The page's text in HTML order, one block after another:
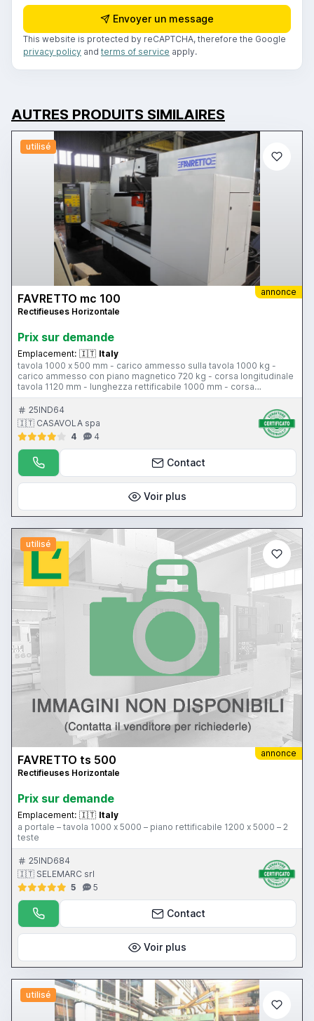
Envoyer un message
This website is protected by reCAPTCHA, therefore the Google
privacy policy and terms of service apply.
AUTRES PRODUITS SIMILAIRES
utilisé
annonce
FAVRETTO mc 100
Rectifieuses Horizontale
Prix ​​sur demande
Emplacement: 🇮🇹 Italy
tavola 1000 x 500 mm - carico ammesso sulla tavola 1000 kg -
carico ammesso con piano magnetico 720 kg - corsa longitudinale
tavola 1120 mm - lunghezza rettificabile 1000 mm - corsa
trasversale testa 635 mm - larghezza rettificabile 700 mm - corsa
verticale testa 725 mm - altezza rettificabile 650 mm - motore mola
11 Hp - piano magnetico 1000 x 500 mm - CN Favretto
25IND64
🇮🇹 CASAVOLA spa
4
4
Contact
Voir plus
utilisé
annonce
FAVRETTO ts 500
Rectifieuses Horizontale
Prix ​​sur demande
Emplacement: 🇮🇹 Italy
a portale – tavola 1000 x 5000 – piano rettificabile 1200 x 5000 – 2
teste
25IND684
🇮🇹 SELEMARC srl
5
5
Contact
Voir plus
utilisé